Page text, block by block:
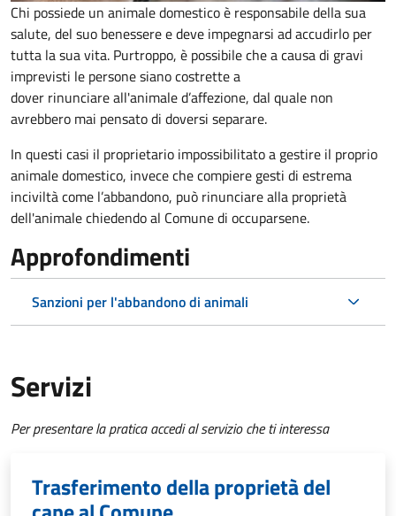
Chi possiede un animale domestico è responsabile della sua
salute, del suo benessere e deve impegnarsi ad accudirlo per
tutta la sua vita. Purtroppo, è possibile che a causa di gravi
imprevisti le persone siano costrette a
dover rinunciare all'animale d’affezione, dal quale non
avrebbero mai pensato di doversi separare.
In questi casi il proprietario impossibilitato a gestire il proprio
animale domestico, invece che compiere gesti di estrema
inciviltà come l’abbandono, può rinunciare alla proprietà
dell'animale chiedendo al Comune di occuparsene.
Approfondimenti
Sanzioni per l'abbandono di animali
Servizi
Per presentare la pratica accedi al servizio che ti interessa
Trasferimento della proprietà del